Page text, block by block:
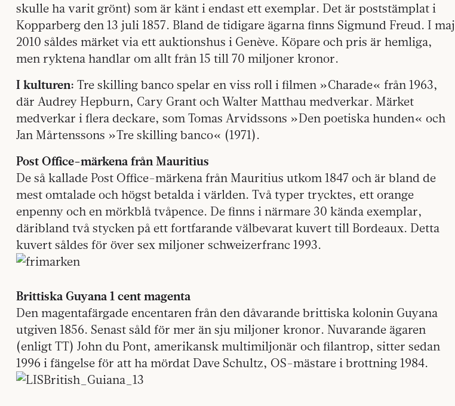
skulle ha varit grönt) som är känt i endast ett exemplar. Det är poststämplat i
Kopparberg den 13 juli 1857. Bland de tidigare ägarna finns Sigmund Freud. I maj
2010 såldes märket via ett auktionshus i Genève. Köpare och pris är hemliga,
men ryktena handlar om allt från 15 till 70 miljoner kronor.
I kulturen: Tre skilling banco spelar en viss roll i filmen »Charade« från 1963,
där Audrey Hepburn, Cary Grant och Walter Matthau medverkar. Märket
medverkar i flera deckare, som Tomas Arvidssons »Den poetiska hunden« och
Jan Mårtenssons »Tre skilling banco« (1971).
Post Office-märkena från Mauritius
De så kallade Post Office-märkena från Mauritius utkom 1847 och är bland de
mest omtalade och högst betalda i världen. Två typer trycktes, ett orange
enpenny och en mörkblå tvåpence. De finns i närmare 30 kända exemplar,
däribland två stycken på ett fortfarande välbevarat kuvert till Bordeaux. Detta
kuvert såldes för över sex miljoner ­schweizerfranc 1993.
Brittiska Guyana 1 cent magenta
Den magentafärgade encentaren från den dåvarande brittiska kolonin Guyana
utgiven 1856. Senast såld för mer än sju miljoner kronor. Nuvarande ägaren
(enligt TT) John du Pont, amerikansk multimiljonär och filantrop, sitter sedan
1996 i fängelse för att ha mördat Dave Schultz, OS-mästare i brottning 1984.